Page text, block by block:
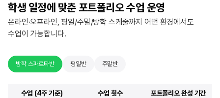
학생 일정에 맞춘 포트폴리오 수업 운영
온라인·오프라인, 평일/주말/방학 스케줄까지 어떤 환경에서도
수업이 가능합니다.
방학 스파르타반 평일반 주말반
수업 (4주 기준) 수업 횟수 포트폴리오 완성 기간